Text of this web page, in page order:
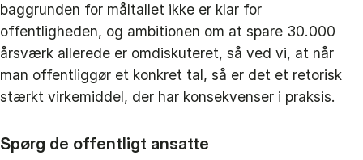
baggrunden for måltallet ikke er klar for
offentligheden, og ambitionen om at spare 30.000
årsværk allerede er omdiskuteret, så ved vi, at når
man offentliggør et konkret tal, så er det et retorisk
stærkt virkemiddel, der har konsekvenser i praksis.
Spørg de offentligt ansatte